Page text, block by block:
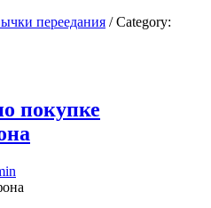
переедания / Category:
покупке